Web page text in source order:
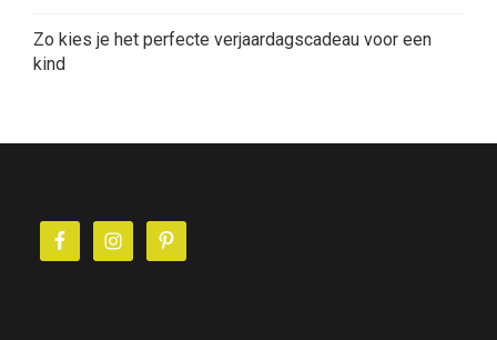
Zo kies je het perfecte verjaardagscadeau voor een
kind